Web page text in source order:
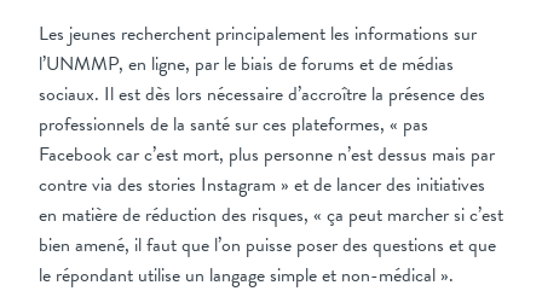
Les jeunes recherchent principalement les informations sur
l’UNMMP, en ligne, par le biais de forums et de médias
sociaux. Il est dès lors nécessaire d’accroître la présence des
professionnels de la santé sur ces plateformes, « pas
Facebook car c’est mort, plus personne n’est dessus mais par
contre via des stories Instagram » et de lancer des initiatives
en matière de réduction des risques, « ça peut marcher si c’est
bien amené, il faut que l’on puisse poser des questions et que
le répondant utilise un langage simple et non-médical ».